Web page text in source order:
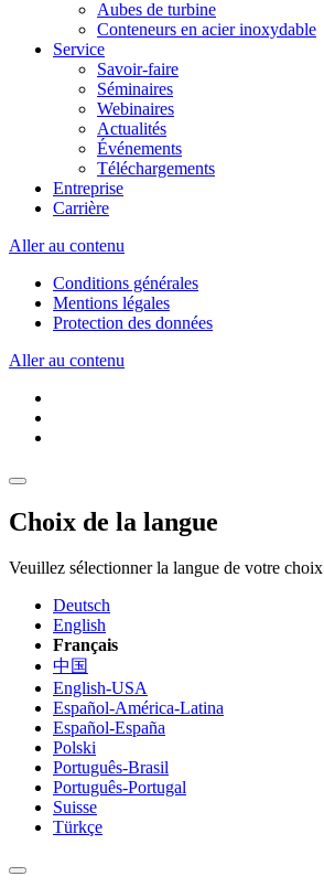
Aubes de turbine
Conteneurs en acier inoxydable
Service
Savoir-faire
Séminaires
Webinaires
Actualités
Événements
Téléchargements
Entreprise
Carrière
Aller au contenu
Conditions générales
Mentions légales
Protection des données
Aller au contenu
Choix de la langue
Veuillez sélectionner la langue de votre choix
Deutsch
English
Français
中国
English-USA
Español-América-Latina
Español-España
Polski
Português-Brasil
Português-Portugal
Suisse
Türkçe